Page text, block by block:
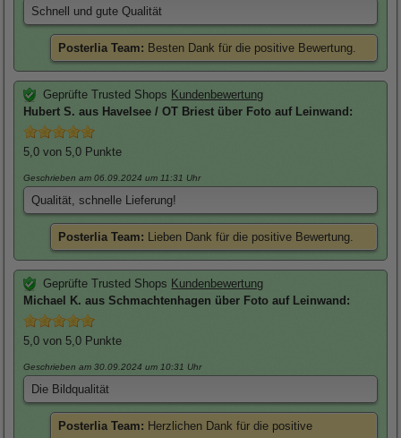
Schnell und gute Qualität
Posterlia Team: Besten Dank für die positive Bewertung.
Geprüfte Trusted Shops Kundenbewertung
Hubert S. aus Havelsee / OT Briest über Foto auf Leinwand :
5,0 von 5,0 Punkte
Geschrieben am 06.09.2024 um 11:31 Uhr
Qualität, schnelle Lieferung!
Posterlia Team: Lieben Dank für die positive Bewertung.
Geprüfte Trusted Shops Kundenbewertung
Michael
K. aus Schmachtenhagen über Foto auf Leinwand :
5,0 von 5,0 Punkte
Geschrieben am 30.09.2024 um 10:31 Uhr
Die Bildqualität
Posterlia Team: Herzlichen Dank für die positive